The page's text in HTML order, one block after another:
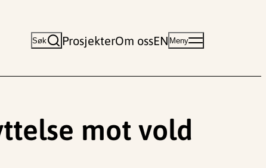
Søk ProsjekterOm ossEN Meny
mot vold